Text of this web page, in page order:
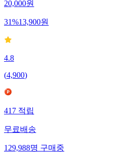
20,000원
31%13,900원
4.8
(4,900)
417적립
무료배송
129,988명구매중